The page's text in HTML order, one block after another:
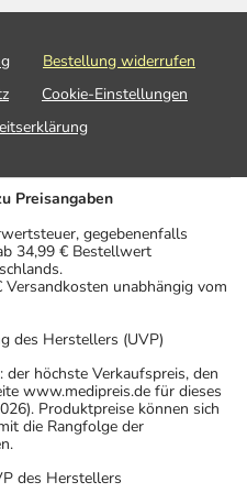
kann von den
abweichen. Da der Arzt sie
Zubereitung
Zubereitung
Bestellung widerrufen
Cookie-Einstellungen
Preisangaben
gegebenenfalls
34,99 € Bestellwert
unabhängig vom
des Herstellers (UVP)
: der höchste Verkaufspreis, den
www.medipreis.de für dieses
Produktpreise können sich
die Rangfolge der
des Herstellers